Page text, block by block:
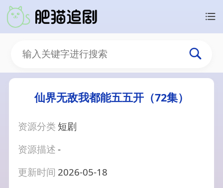
仙界无敌我都能五五开（72集）
资源分类 短剧
资源描述-
更新时间 2026-05-18